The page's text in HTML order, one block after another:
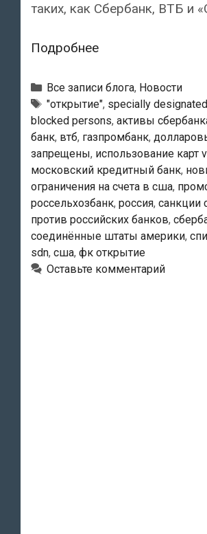
таких, как Сбербанк, ВТБ и
ПодробнееРоссийские
ВТБ
и
«Открытие»
попали
под
санкции
США
Рубрики
Все записи блога, Новости
Тэги
"открытие", specially
blocked persons, активы
банк, втб, газпромбанк,
запрещены, использование карт
московский кредитный банк,
ограничения на счета в сша,
россельхозбанк, россия, санкции
против российских банков,
соединённые штаты америки,
sdn, сша, фк открытие
Оставьте комментарий